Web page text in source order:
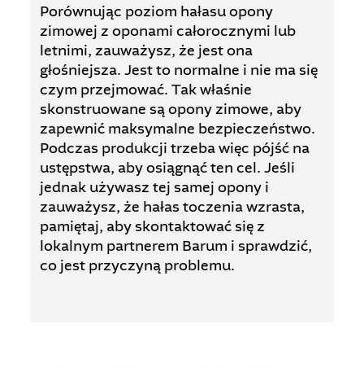
Porównując poziom hałasu opony
zimowej z oponami całorocznymi lub
letnimi, zauważysz, że jest ona
głośniejsza. Jest to normalne i nie ma się
czym przejmować. Tak właśnie
skonstruowane są opony zimowe, aby
zapewnić maksymalne bezpieczeństwo.
Podczas produkcji trzeba więc pójść na
ustępstwa, aby osiągnąć ten cel. Jeśli
jednak używasz tej samej opony i
zauważysz, że hałas toczenia wzrasta,
pamiętaj, aby skontaktować się z
lokalnym partnerem Barum i sprawdzić,
co jest przyczyną problemu.